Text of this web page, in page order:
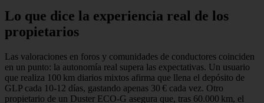
Lo que dice la experiencia real de los
propietarios
Las valoraciones en foros y comunidades de conductores coinciden
en un punto: la autonomía real supera las expectativas. Un usuario
que realiza 100 km diarios mixtos afirma que llena el depósito de
GLP cada 10‑12 días, gastando apenas 30 € cada vez. Otro
propietario de un Duster ECO‑G asegura que, tras 60.000 km, el